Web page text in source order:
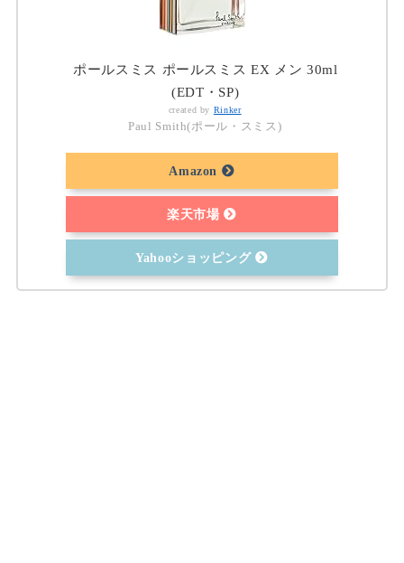
ポールスミス ポールスミス EX メン 30ml
(EDT・SP)
created by Rinker
Paul Smith(ポール・スミス)
Amazon
楽天市場
Yahooショッピング